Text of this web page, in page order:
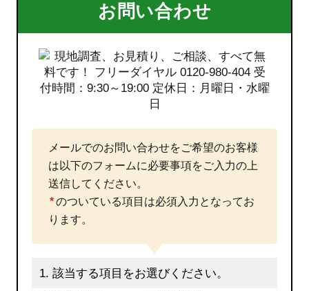
お問い合わせ
メールでのお問い合わせをご希望のお客様
は以下のフォームに必要事項をご入力の上
送信してください。
*のついている項目は必須入力となってお
ります。
1.該当する項目をお選びください。